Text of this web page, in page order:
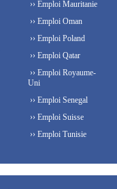
›› Emploi Mauritanie
›› Emploi Oman
›› Emploi Poland
›› Emploi Qatar
›› Emploi Royaume-
Uni
›› Emploi Senegal
›› Emploi Suisse
›› Emploi Tunisie